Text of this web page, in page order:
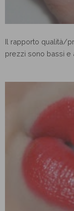
Il rapporto qualità/
prezzi sono bassi e